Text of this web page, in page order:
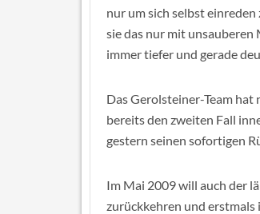
nur um sich selbst einreden
sie das nur mit
immer tiefer und gerade
Das Gerolsteiner-Team hat
bereits den zweiten Fall
gestern seinen sofortigen
Im Mai 2009 will auch der
zurückkehren und erstmals